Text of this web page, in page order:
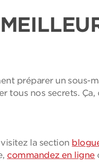
préparer un sous-
tous nos secrets.
la section
commandez en ligne